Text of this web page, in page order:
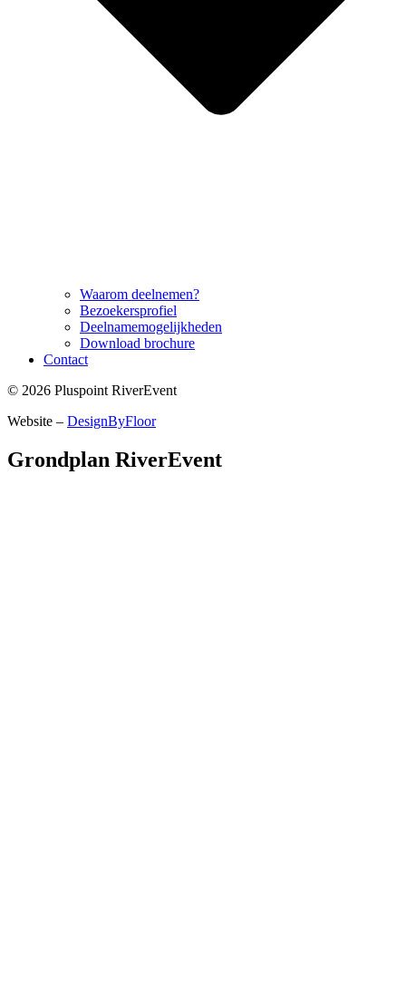
Waarom deelnemen?
Bezoekersprofiel
Deelnamemogelijkheden
Download brochure
Contact
© 2026 Pluspoint RiverEvent
Website – DesignByFloor
Grondplan RiverEvent